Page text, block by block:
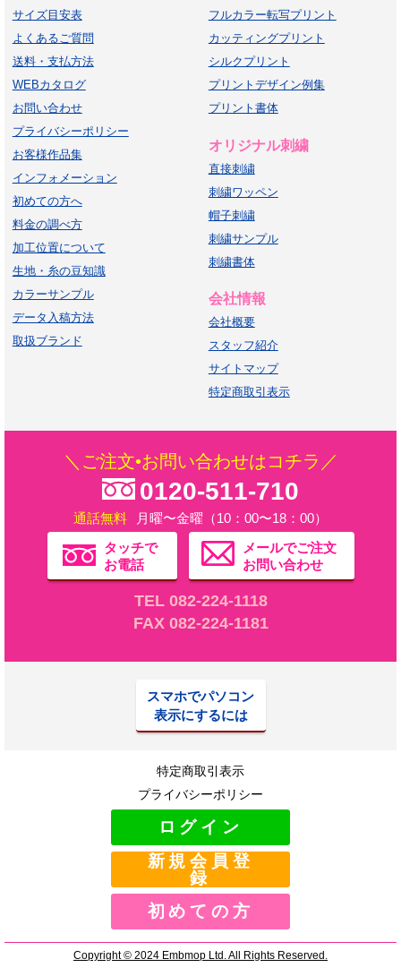
サイズ目安表
よくあるご質問
送料・支払方法
WEBカタログ
お問い合わせ
プライバシーポリシー
お客様作品集
インフォメーション
初めての方へ
料金の調べ方
加工位置について
生地・糸の豆知識
カラーサンプル
データ入稿方法
取扱ブランド
フルカラー転写プリント
カッティングプリント
シルクプリント
プリントデザイン例集
プリント書体
オリジナル刺繍
直接刺繍
刺繍ワッペン
帽子刺繍
刺繍サンプル
刺繍書体
会社情報
会社概要
スタッフ紹介
サイトマップ
特定商取引表示
＼ご注文•お問い合わせはコチラ／
0120-511-710
通話無料
月曜〜金曜（10：00〜18：00）
タッチで
お電話
メールでご注文
お問い合わせ
TEL 082-224-1118
FAX 082-224-1181
スマホでパソコン
表示にするには
特定商取引表示
プライバシーポリシー
ログイン
新規会員登
録
初めての方
Copyright © 2024 Embmop Ltd. All Rights Reserved.